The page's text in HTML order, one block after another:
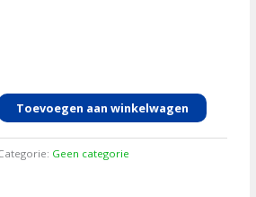
Toevoegen aan winkelwagen
Geen categorie